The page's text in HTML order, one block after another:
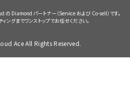
の Diamond パートナー（Service および Co-sell）です。
ングまでワンストップでお任せください。
Ace All Rights Reserved.